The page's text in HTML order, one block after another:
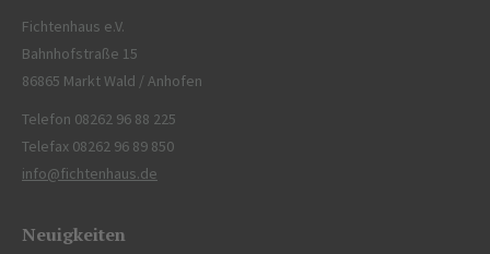
Fichtenhaus e.V.
Bahnhofstraße 15
86865 Markt Wald / Anhofen
Telefon 08262 96 88 225
Telefax 08262 96 89 850
info@fichtenhaus.de
Neuigkeiten